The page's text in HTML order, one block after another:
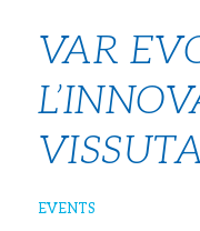
VAR
EVENTS